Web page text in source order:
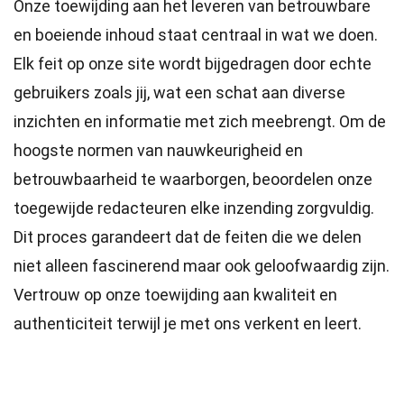
Onze toewijding aan het leveren van betrouwbare
en boeiende inhoud staat centraal in wat we doen.
Elk feit op onze site wordt bijgedragen door echte
gebruikers zoals jij, wat een schat aan diverse
inzichten en informatie met zich meebrengt. Om de
hoogste normen van nauwkeurigheid en
betrouwbaarheid te waarborgen, beoordelen onze
toegewijde redacteuren elke inzending zorgvuldig.
Dit proces garandeert dat de feiten die we delen
niet alleen fascinerend maar ook geloofwaardig zijn.
Vertrouw op onze toewijding aan kwaliteit en
authenticiteit terwijl je met ons verkent en leert.